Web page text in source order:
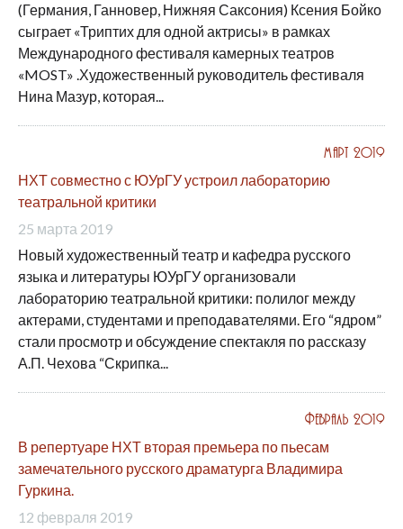
(Германия, Ганновер, Нижняя Саксония) Ксения Бойко
сыграет «Триптих для одной актрисы» в рамках
Международного фестиваля камерных театров
«MOST» .Художественный руководитель фестиваля
Нина Мазур, которая...
Март 2019
НХТ совместно с ЮУрГУ устроил лабораторию
театральной критики
25 марта 2019
Новый художественный театр и кафедра русского
языка и литературы ЮУрГУ организовали
лабораторию театральной критики: полилог между
актерами, студентами и преподавателями. Его “ядром”
стали просмотр и обсуждение спектакля по рассказу
А.П. Чехова “Скрипка...
Февраль 2019
В репертуаре НХТ вторая премьера по пьесам
замечательного русского драматурга Владимира
Гуркина.
12 февраля 2019